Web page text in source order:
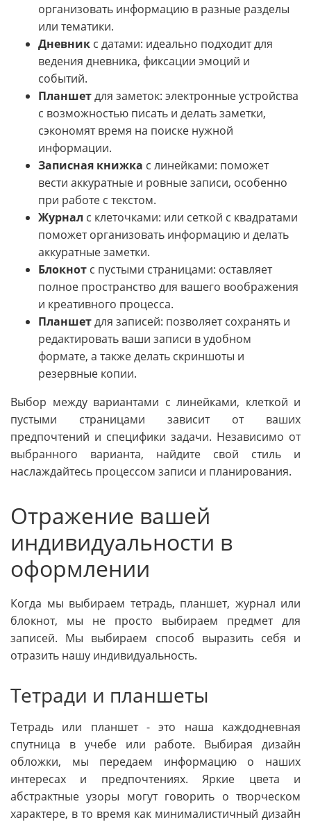
организовать информацию в разные разделы
или тематики.
Дневник с датами: идеально подходит для
ведения дневника, фиксации эмоций и
событий.
Планшетдля заметок: электронные устройства
с возможностью писать и делать заметки,
сэкономят время на поиске нужной
информации.
Записная книжка с линейками: поможет
вести аккуратные и ровные записи, особенно
при работе с текстом.
Журнал с клеточками: или сеткой с квадратами
поможет организовать информацию и делать
аккуратные заметки.
Блокнот с пустыми страницами: оставляет
полное пространство для вашего воображения
и креативного процесса.
Планшетдля записей: позволяет сохранять и
редактировать ваши записи в удобном
формате, а также делать скриншоты и
резервные копии.
Выбор между вариантами с линейками, клеткой и
пустыми страницами зависит от ваших
предпочтений и специфики задачи. Независимо от
выбранного варианта, найдите свой стиль и
наслаждайтесь процессом записи и планирования.
Отражение вашей
индивидуальности в
оформлении
Когда мы выбираем тетрадь, планшет, журнал или
блокнот, мы не просто выбираем предмет для
записей. Мы выбираем способ выразить себя и
отразить нашу индивидуальность.
Тетради и планшеты
Тетрадь или планшет - это наша каждодневная
спутница в учебе или работе. Выбирая дизайн
обложки, мы передаем информацию о наших
интересах и предпочтениях. Яркие цвета и
абстрактные узоры могут говорить о творческом
характере, в то время как минималистичный дизайн